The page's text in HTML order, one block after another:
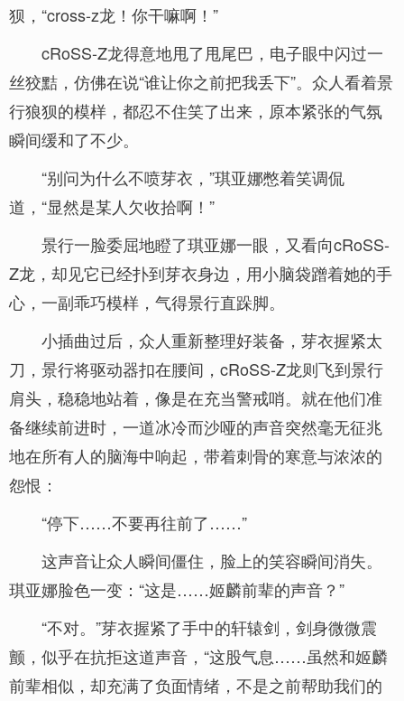
狈，“cross-z龙！你干嘛啊！”
cRoSS-Z龙得意地甩了甩尾巴，电子眼中闪过一
丝狡黠，仿佛在说“谁让你之前把我丢下”。众人看着景
行狼狈的模样，都忍不住笑了出来，原本紧张的气氛
瞬间缓和了不少。
“别问为什么不喷芽衣，”琪亚娜憋着笑调侃
道，“显然是某人欠收拾啊！”
景行一脸委屈地瞪了琪亚娜一眼，又看向cRoSS-
Z龙，却见它已经扑到芽衣身边，用小脑袋蹭着她的手
心，一副乖巧模样，气得景行直跺脚。
小插曲过后，众人重新整理好装备，芽衣握紧太
刀，景行将驱动器扣在腰间，cRoSS-Z龙则飞到景行
肩头，稳稳地站着，像是在充当警戒哨。就在他们准
备继续前进时，一道冰冷而沙哑的声音突然毫无征兆
地在所有人的脑海中响起，带着刺骨的寒意与浓浓的
怨恨：
“停下……不要再往前了……”
这声音让众人瞬间僵住，脸上的笑容瞬间消失。
琪亚娜脸色一变：“这是……姬麟前辈的声音？”
“不对。”芽衣握紧了手中的轩辕剑，剑身微微震
颤，似乎在抗拒这道声音，“这股气息……虽然和姬麟
前辈相似，却充满了负面情绪，不是之前帮助我们的